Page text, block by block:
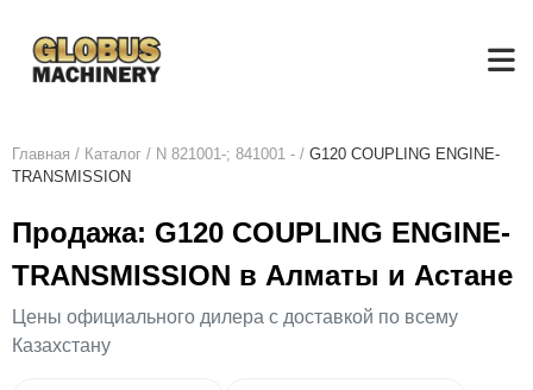
Главная / Каталог / N 821001-; 841001 - / G120 COUPLING ENGINE-
TRANSMISSION
Продажа: G120 COUPLING ENGINE-
TRANSMISSION в Алматы и Астане
Цены официального дилера с доставкой по всему
Казахстану